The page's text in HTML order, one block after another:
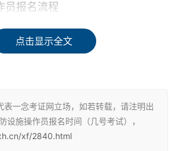
员报名流程
名考生将依据报名顺序依次发送短信提
的考生，首先在【个人中心】模块完善
设施操作员（具备以下条件之一者）
点击显示全文
表一念考证网立场，如若转载，请注明出
设施操作员报名时间（几号考试），
xf/2840.html